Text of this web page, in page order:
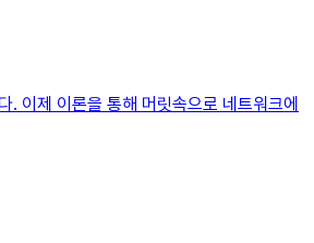
이제 이론을 통해 머릿속으로 네트워크에